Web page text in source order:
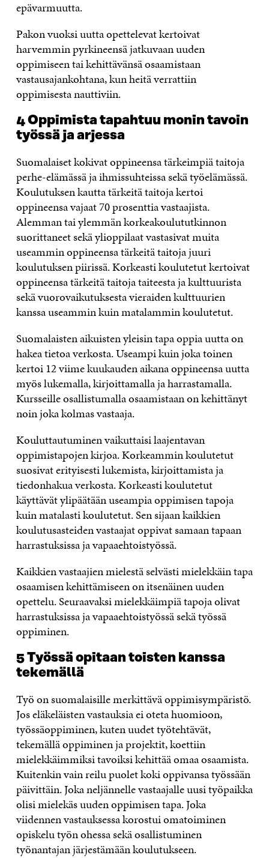
epävarmuutta.
Pakon vuoksi uutta opettelevat kertoivat
harvemmin pyrkineensä jatkuvaan uuden
oppimiseen tai kehittävänsä osaamistaan
vastausajankohtana, kun heitä verrattiin
oppimisesta nauttiviin.
4 Oppimista tapahtuu monin tavoin
työssä ja arjessa
Suomalaiset kokivat oppineensa tärkeimpiä taitoja
perhe-elämässä ja ihmissuhteissa sekä työelämässä.
Koulutuksen kautta tärkeitä taitoja kertoi
oppineensa vajaat 70 prosenttia vastaajista.
Alemman tai ylemmän korkeakoulututkinnon
suorittaneet sekä ylioppilaat vastasivat muita
useammin oppineensa tärkeitä taitoja juuri
koulutuksen piirissä. Korkeasti koulutetut kertoivat
oppineensa tärkeitä taitoja taiteesta ja kulttuurista
sekä vuorovaikutuksesta vieraiden kulttuurien
kanssa useammin kuin matalammin koulutetut.
Suomalaisten aikuisten yleisin tapa oppia uutta on
hakea tietoa verkosta. Useampi kuin joka toinen
kertoi 12 viime kuukauden aikana oppineensa uutta
myös lukemalla, kirjoittamalla ja harrastamalla.
Kursseille osallistumalla osaamistaan on kehittänyt
noin joka kolmas vastaaja.
Kouluttautuminen vaikuttaisi laajentavan
oppimistapojen kirjoa. Korkeammin koulutetut
suosivat erityisesti lukemista, kirjoittamista ja
tiedonhakua verkosta. Korkeasti koulutetut
käyttävät ylipäätään useampia oppimisen tapoja
kuin matalasti koulutetut. Sen sijaan kaikkien
koulutusasteiden vastaajat oppivat samaan tapaan
harrastuksissa ja vapaaehtoistyössä.
Kaikkien vastaajien mielestä selvästi mielekkäin tapa
osaamisen kehittämiseen on itsenäinen uuden
opettelu. Seuraavaksi mielekkäimpiä tapoja olivat
harrastuksissa ja vapaaehtoistyössä sekä työssä
oppiminen.
5 Työssä opitaan toisten kanssa
tekemällä
Työ on suomalaisille merkittävä oppimisympäristö.
Jos eläkeläisten vastauksia ei oteta huomioon,
työssäoppiminen, kuten uudet työtehtävät,
tekemällä oppiminen ja projektit, koettiin
mielekkäimmiksi tavoiksi kehittää omaa osaamista.
Kuitenkin vain reilu puolet koki oppivansa työssään
päivittäin. Joka neljännelle vastaajalle uusi työpaikka
olisi mielekäs uuden oppimisen tapa. Joka
viidennen vastauksessa korostui omatoiminen
opiskelu työn ohessa sekä osallistuminen
työnantajan järjestämään koulutukseen.